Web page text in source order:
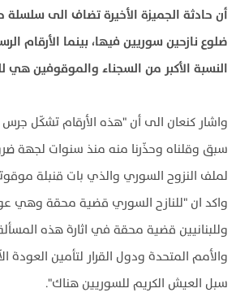
أن حادثة الجميزة الأخيرة تضاف الى سلسلة
ضلوع نازحين سوريين فيها، بينما الأرقام
النسبة الأكبر من السجناء والموقوفين هي
واشار كنعان الى أن "هذه الأرقام تشكّل جرس
سبق وقلناه وحذّرنا منه منذ سنوات لجهة
لملف النزوح السوري والذي بات قنبلة
واكد ان "للنازح السوري قضية محقة وهي
وللبنانيين قضية محقة في اثارة هذه
والأمم المتحدة ودول القرار لتأمين العودة
سبل العيش الكريم للسوريين هناك".